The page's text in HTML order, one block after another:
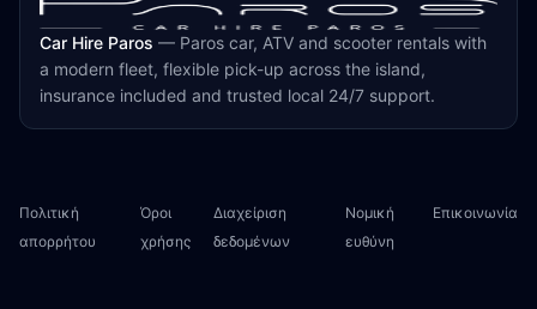
Car Hire Paros — Paros car, ATV and scooter rentals with
a modern fleet, flexible pick-up across the island,
insurance included and trusted local 24/7 support.
Πολιτική
απορρήτου
Όροι
χρήσης
Διαχείριση
δεδομένων
Νομική
ευθύνη
Επικοινωνία